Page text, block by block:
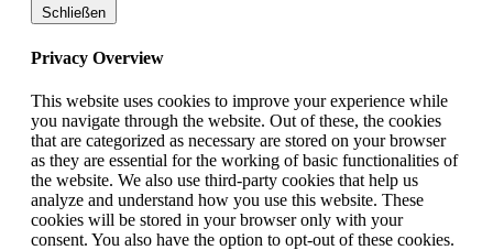
Schließen
Privacy Overview
This website uses cookies to improve your experience while
you navigate through the website. Out of these, the cookies
that are categorized as necessary are stored on your browser
as they are essential for the working of basic functionalities of
the website. We also use third-party cookies that help us
analyze and understand how you use this website. These
cookies will be stored in your browser only with your
consent. You also have the option to opt-out of these cookies.